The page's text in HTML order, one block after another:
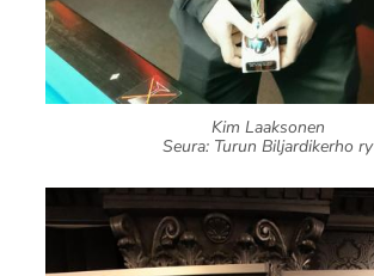
Kim Laaksonen
Seura: Turun Biljardikerho ry